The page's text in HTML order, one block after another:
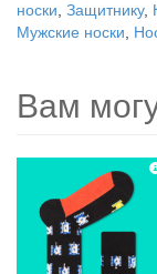
носки Защитнику,
Мужские носки
Вам